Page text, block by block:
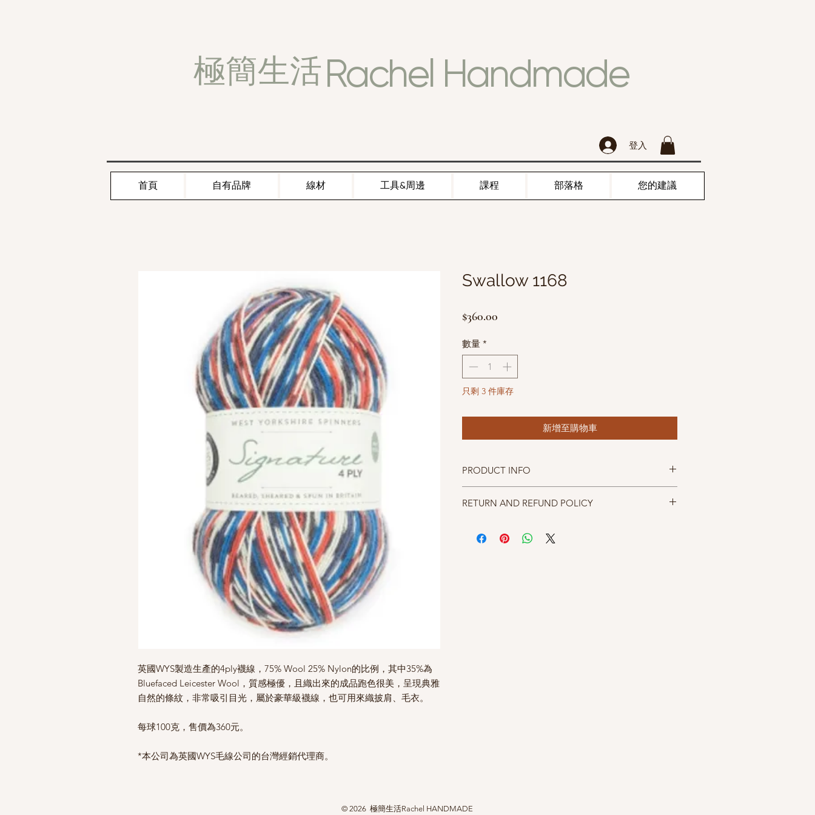
極簡生活Rachel Handmade
登入
首頁 自有品牌 線材 工具&周邊 課程 部落格 您的建議
英國WYS製造生產的4ply襪線， 75% Wool 25% Nylon的比例，其中35%為
Bluefaced Leicester Wool，質感極優，且織出來的成品跑色很美，呈現典雅
自然的條紋，非常吸引目光，屬於豪華級襪線，也可用來織披肩、毛衣。
每球100克，售價為360元。
*本公司為英國WYS毛線公司的台灣經銷代理商。
Swallow 1168
$360.00
數量 *
只剩 3 件庫存
新增至購物車
PRODUCT INFO
碼重100g(3.4oz) approx. 400m(436 yd)
RETURN AND REFUND POLICY
仔細斟酌，因數量有限，售出後無法退換，敬請見諒。
© 2026 極簡生活Rachel HANDMADE